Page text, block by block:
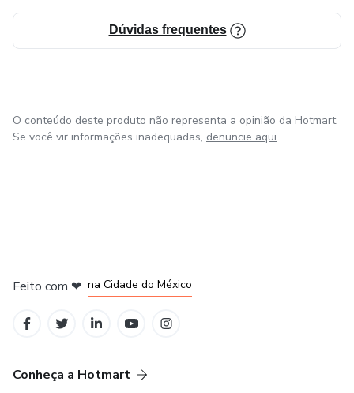
Dúvidas frequentes
O conteúdo deste produto não representa a opinião da Hotmart.
Se você vir informações inadequadas, denuncie aqui
Feito com ❤ na Cidade do México
Conheça a Hotmart